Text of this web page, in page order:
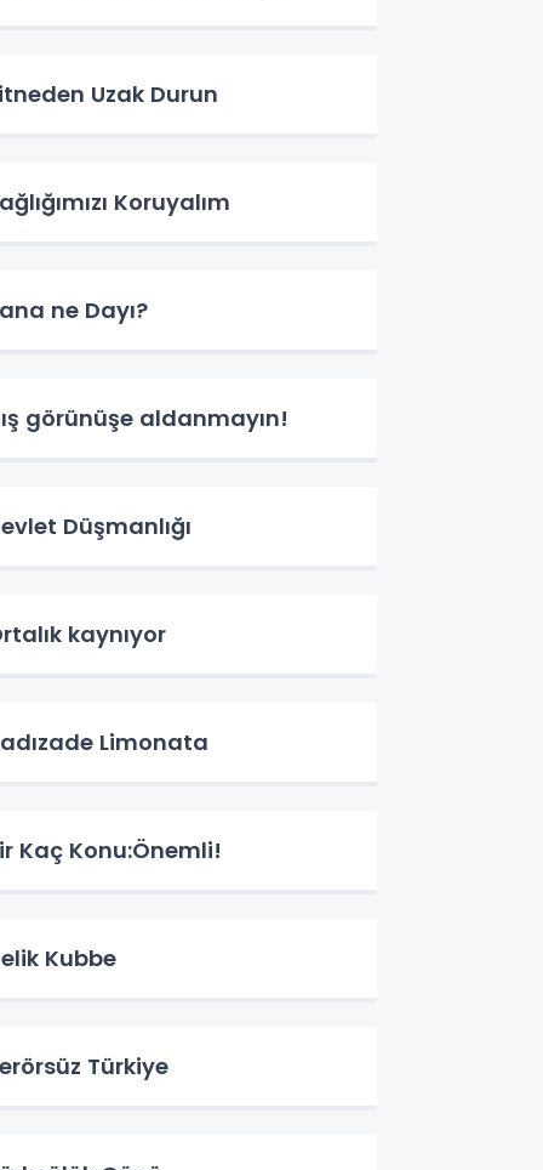
Uzak Durun
Koruyalım
ne Dayı?
görünüşe aldanmayın!
Düşmanlığı
kaynıyor
Limonata
Kaç Konu:Önemli!
Kubbe
Türkiye